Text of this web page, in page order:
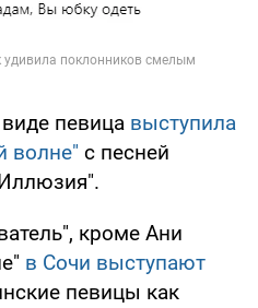
певица выступила
волне" с песней
кроме Ани
в Сочи выступают
певицы как